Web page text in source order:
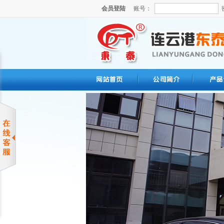
会员登陆 账号：